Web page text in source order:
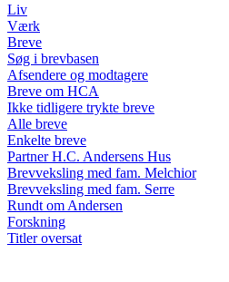
Liv
Værk
Breve
Søg i brevbasen
Afsendere og modtagere
Breve om HCA
Ikke tidligere trykte breve
Alle breve
Enkelte breve
Partner H.C. Andersens Hus
Brevveksling med fam. Melchior
Brevveksling med fam. Serre
Rundt om Andersen
Forskning
Titler oversat